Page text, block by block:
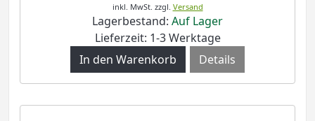
inkl. MwSt. zzgl. Versand
Lagerbestand: Auf Lager
Lieferzeit: 1-3 Werktage
Details